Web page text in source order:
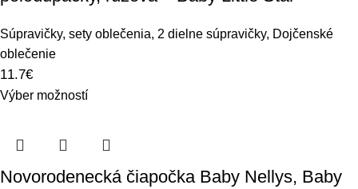
Súpravičky, sety oblečenia, 2 dielne súpravičky, Dojčenské
oblečenie
11.7€
Výber možností
Novorodenecká čiapočka Baby Nellys, Baby